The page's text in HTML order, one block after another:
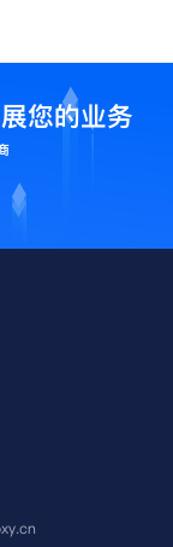
您的业务